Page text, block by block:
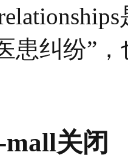
患纠纷”
关闭